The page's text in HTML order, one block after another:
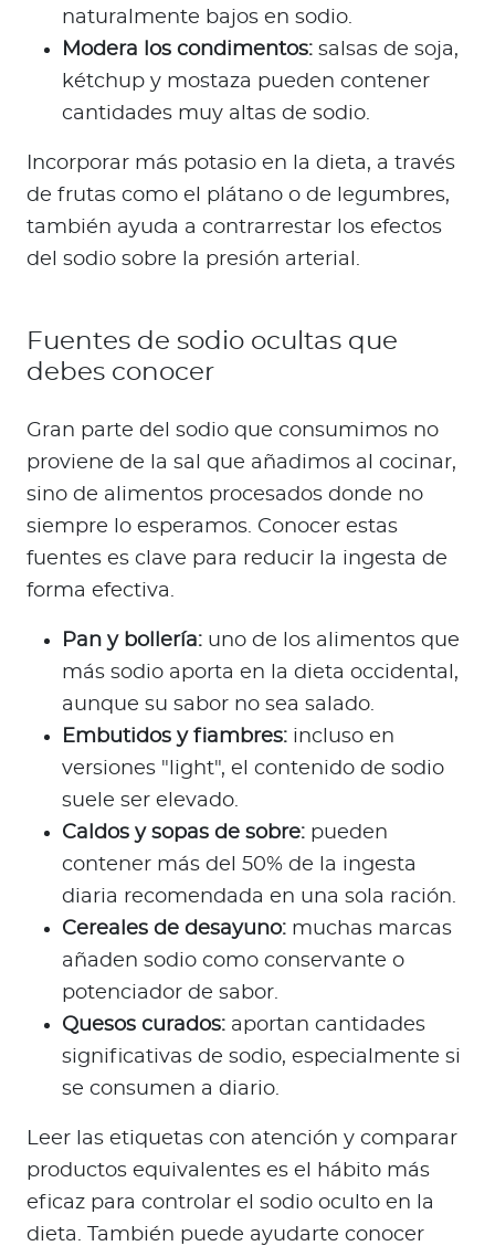
naturalmente bajos en sodio.
Modera los condimentos: salsas de soja,
kétchup y mostaza pueden contener
cantidades muy altas de sodio.
Incorporar más potasio en la dieta, a través
de frutas como el plátano o de legumbres,
también ayuda a contrarrestar los efectos
del sodio sobre la presión arterial.
Fuentes de sodio ocultas que
debes conocer
Gran parte del sodio que consumimos no
proviene de la sal que añadimos al cocinar,
sino de alimentos procesados donde no
siempre lo esperamos. Conocer estas
fuentes es clave para reducir la ingesta de
forma efectiva.
Pan y bollería: uno de los alimentos que
más sodio aporta en la dieta occidental,
aunque su sabor no sea salado.
Embutidos y fiambres: incluso en
versiones "light", el contenido de sodio
suele ser elevado.
Caldos y sopas de sobre: pueden
contener más del 50% de la ingesta
diaria recomendada en una sola ración.
Cereales de desayuno: muchas marcas
añaden sodio como conservante o
potenciador de sabor.
Quesos curados: aportan cantidades
significativas de sodio, especialmente si
se consumen a diario.
Leer las etiquetas con atención y comparar
productos equivalentes es el hábito más
eficaz para controlar el sodio oculto en la
dieta. También puede ayudarte conocer